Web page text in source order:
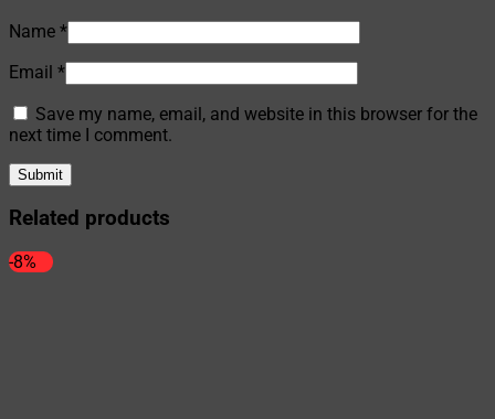
Name *
Email *
Save my name, email, and website in this browser for the
next time I comment.
Related products
-8%